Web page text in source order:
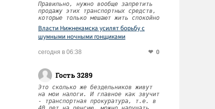
Правильно, нужно вообще запретить
продажу этих транспортных средств,
которые только мешают жить спокойно
Власти Нижнекамска усилят борьбу с
шумными ночными гонщиками
сегодня в 06:38 0
Гость 3289
Это сколько же бездельников живут
на мои налоги. И главное как звучит
- транспортная прокуратура, т.е. в